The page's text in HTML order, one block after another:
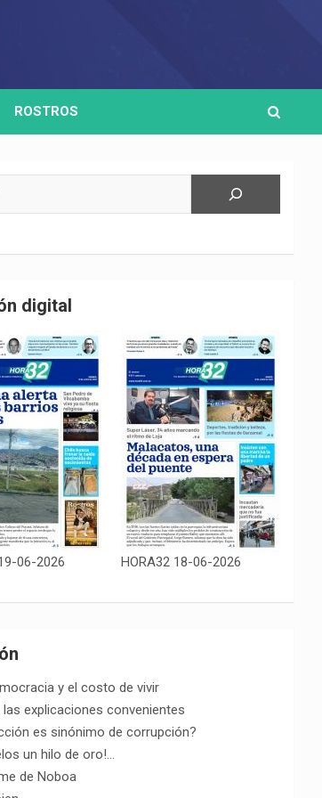
ROSTROS
digital
06-2026 HORA32 18-06-2026
y el costo de vivir
las explicaciones convenientes
es sinónimo de corrupción?
un hilo de oro!…
de Noboa